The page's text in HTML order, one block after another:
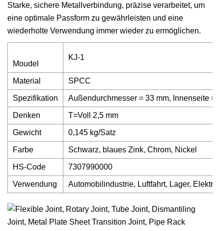
Starke, sichere Metallverbindung, präzise verarbeitet, um
eine optimale Passform zu gewährleisten und eine
wiederholte Verwendung immer wieder zu ermöglichen.
Moudel
KJ-1
Material SPCC
Spezifikation Außendurchmesser = 33 mm, Innenseite =
Denken T=Voll 2,5 mm
Gewicht 0,145 kg/Satz
Farbe Schwarz, blaues Zink, Chrom, Nickel
HS-Code 7307990000
Verwendung Automobilindustrie, Luftfahrt, Lager,